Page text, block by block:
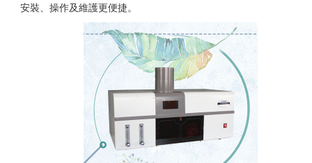
安裝、操作及維護更便捷。